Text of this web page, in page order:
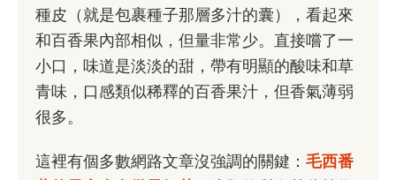
種皮（就是包裹種子那層多汁的囊），看起來
和百香果內部相似，但量非常少。直接嚐了一
小口，味道是淡淡的甜，帶有明顯的酸味和草
青味，口感類似稀釋的百香果汁，但香氣薄弱
很多。
這裡有個多數網路文章沒強調的關鍵： 毛西番